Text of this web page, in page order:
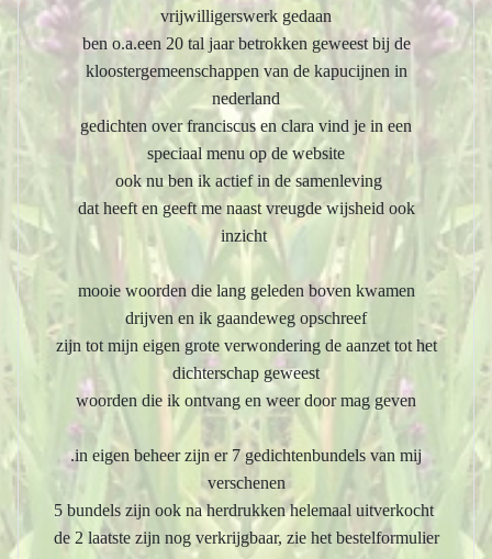
vrijwilligerswerk gedaan
ben o.a.een 20 tal jaar betrokken geweest bij de
kloostergemeenschappen van de kapucijnen in
nederland
gedichten over franciscus en clara vind je in een
speciaal menu op de website
ook nu ben ik actief in de samenleving
dat heeft en geeft me naast vreugde wijsheid ook
inzicht
mooie woorden die lang geleden boven kwamen
drijven en ik gaandeweg opschreef
zijn tot mijn eigen grote verwondering de aanzet tot het
dichterschap geweest
woorden die ik ontvang en weer door mag geven
.in eigen beheer zijn er 7 gedichtenbundels van mij
verschenen
5 bundels zijn ook na herdrukken helemaal uitverkocht
de 2 laatste zijn nog verkrijgbaar, zie het bestelformulier